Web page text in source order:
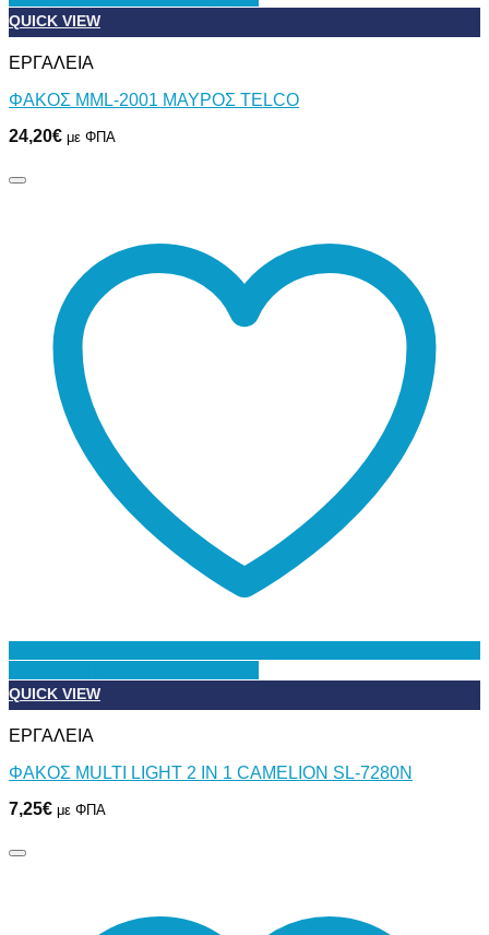
QUICK VIEW
ΕΡΓΑΛΕΙΑ
ΦΑΚΟΣ MML-2001 ΜΑΥΡΟΣ TELCO
24,20€ με ΦΠΑ
QUICK VIEW
ΕΡΓΑΛΕΙΑ
ΦΑΚΟΣ MULTI LIGHT 2 IN 1 CAMELION SL-7280N
7,25€ με ΦΠΑ